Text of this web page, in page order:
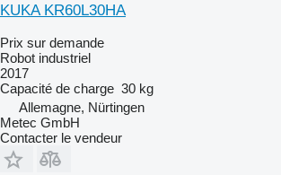
KUKA KR60L30HA
Prix sur demande
Robot industriel
2017
Capacité de charge 30 kg
Allemagne, Nürtingen
Metec GmbH
Contacter le vendeur